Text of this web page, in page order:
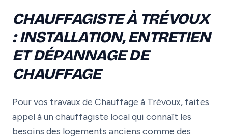
CHAUFFAGISTE À TRÉVOUX
: INSTALLATION, ENTRETIEN
ET DÉPANNAGE DE
CHAUFFAGE
Pour vos travaux de Chauffage à Trévoux, faites
appel à un chauffagiste local qui connaît les
besoins des logements anciens comme des